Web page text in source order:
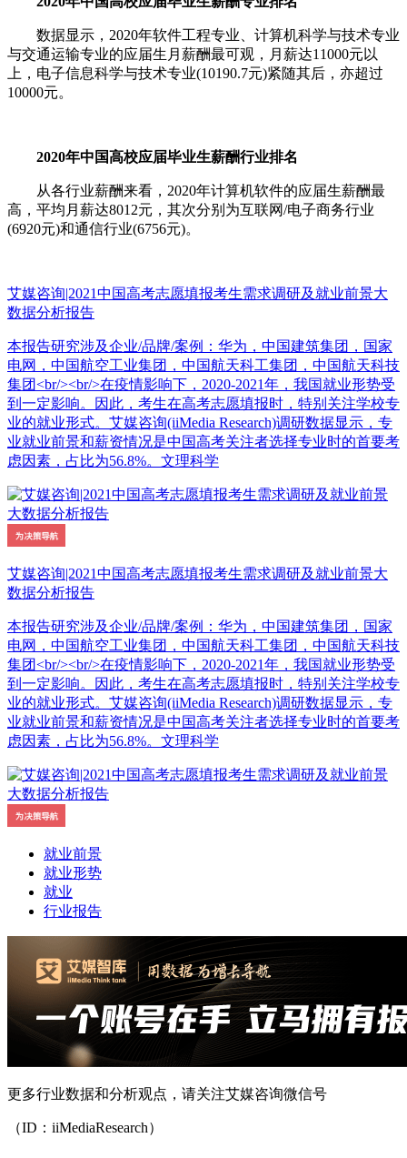
数据显示，2020年软件工程专业、计算机科学与技术专业
与交通运输专业的应届生月薪酬最可观，月薪达11000元以
上，电子信息科学与技术专业(10190.7元)紧随其后，亦超过
10000元。
2020年中国高校应届毕业生薪酬行业排名
从各行业薪酬来看，2020年计算机软件的应届生薪酬最
高，平均月薪达8012元，其次分别为互联网/电子商务行业
(6920元)和通信行业(6756元)。
艾媒咨询|2021中国高考志愿填报考生需求调研及就业前景大
数据分析报告
本报告研究涉及企业/品牌/案例：华为，中国建筑集团，国家
电网，中国航空工业集团，中国航天科工集团，中国航天科技
集团<br/><br/>在疫情影响下，2020-2021年，我国就业形势受
到一定影响。因此，考生在高考志愿填报时，特别关注学校专
业的就业形式。艾媒咨询(iiMedia Research)调研数据显示，专
业就业前景和薪资情况是中国高考关注者选择专业时的首要考
虑因素，占比为56.8%。文理科学
艾媒咨询|2021中国高考志愿填报考生需求调研及就业前景大
数据分析报告
本报告研究涉及企业/品牌/案例：华为，中国建筑集团，国家
电网，中国航空工业集团，中国航天科工集团，中国航天科技
集团<br/><br/>在疫情影响下，2020-2021年，我国就业形势受
到一定影响。因此，考生在高考志愿填报时，特别关注学校专
业的就业形式。艾媒咨询(iiMedia Research)调研数据显示，专
业就业前景和薪资情况是中国高考关注者选择专业时的首要考
虑因素，占比为56.8%。文理科学
就业前景
就业形势
就业
行业报告
更多行业数据和分析观点，请关注艾媒咨询微信号
（ID：iiMediaResearch）